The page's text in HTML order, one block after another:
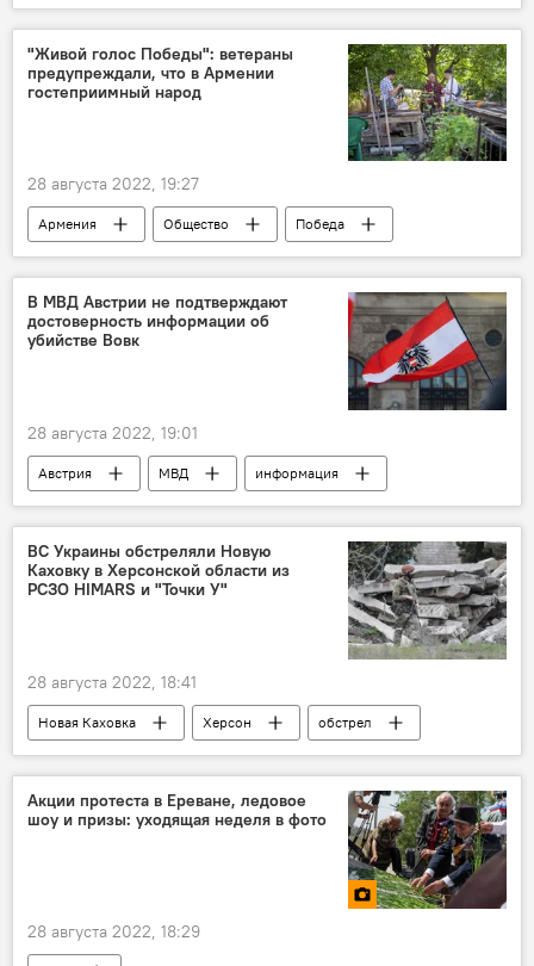
ПВО
"Живой голос Победы": ветераны
предупреждали, что в Армении
гостеприимный народ
28 августа 2022, 19:27
Армения Общество
Победа
ветеран
В МВД Австрии не подтверждают
достоверность информации об
убийстве Вовк
28 августа 2022, 19:01
Австрия МВД
информация
В мире
ВС Украины обстреляли Новую
Каховку в Херсонской области из
РСЗО HIMARS и "Точки У"
28 августа 2022, 18:41
Новая Каховка Херсон
обстрел
В мире
Акции протеста в Ереване, ледовое
шоу и призы: уходящая неделя в фото
28 августа 2022, 18:29